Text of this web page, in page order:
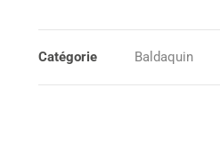
Catégorie Baldaquin